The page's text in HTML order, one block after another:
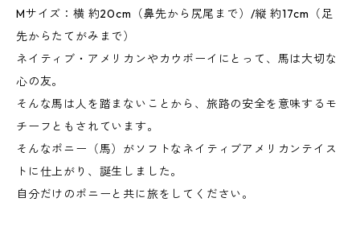
Mサイズ：横 約20cm（鼻先から尻尾まで）/縦 約17cm（足
先からたてがみまで）
ネイティブ・アメリカンやカウボーイにとって、馬は大切な
心の友。
そんな馬は人を踏まないことから、旅路の安全を意味するモ
チーフともされています。
そんなポニー（馬）がソフトなネイティブアメリカンテイス
トに仕上がり、誕生しました。
自分だけのポニーと共に旅をしてください。